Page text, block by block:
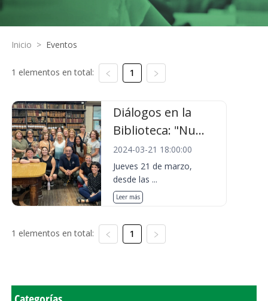
Inicio > Eventos
1 elementos en total: 1
Diálogos en la
Biblioteca: "Nu...
2024-03-21 18:00:00
Jueves 21 de marzo,
desde las ...
Leer más
1 elementos en total: 1